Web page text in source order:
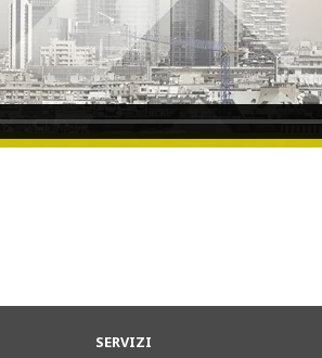
SERVIZI